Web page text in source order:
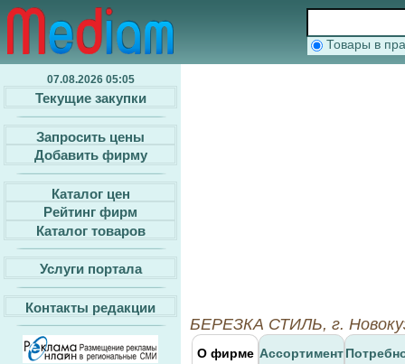
Товары в
07.08.2026 05:05
Текущие закупки
Запросить цены
Добавить фирму
Каталог цен
Рейтинг фирм
Каталог товаров
Услуги портала
Контакты редакции
БЕРЕЗКА СТИЛЬ, г.
О фирме Ассортимент